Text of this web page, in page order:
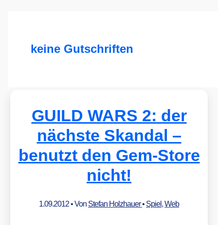
keine Gutschriften
GUILD WARS 2: der
nächste Skandal –
benutzt den Gem-Store
nicht!
1.09.2012• Von Stefan Holzhauer• Spiel,Web